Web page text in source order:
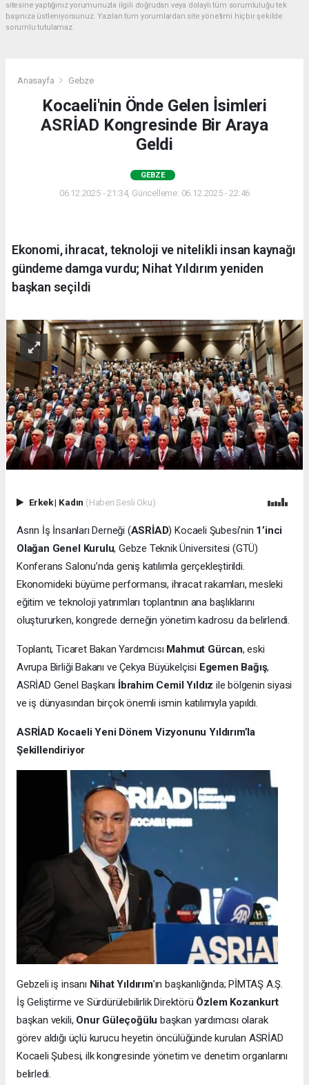
sitesine yaptığınız yorumunuzla ilgili doğrudan veya dolaylı tüm sorumluluğu tek
başınıza üstleniyorsunuz. Yazılan tüm yorumlardan site yönetimi hiçbir şekilde
sorumlu tutulamaz.
Anasayfa Gebze
Kocaeli'nin Önde Gelen İsimleri
ASRİAD Kongresinde Bir Araya
Geldi
GEBZE
06.12.2025 - 21:34, Güncelleme: 06.12.2025 - 22:46
Ekonomi, ihracat, teknoloji ve nitelikli insan kaynağı
gündeme damga vurdu; Nihat Yıldırım yeniden
başkan seçildi
Erkek| Kadın (Haberi Sesli Oku)
Asrın İş İnsanları Derneği (ASRİAD) Kocaeli Şubesi’nin 1’inci
Olağan Genel Kurulu, Gebze Teknik Üniversitesi (GTÜ)
Konferans Salonu’nda geniş katılımla gerçekleştirildi.
Ekonomideki büyüme performansı, ihracat rakamları, mesleki
eğitim ve teknoloji yatırımları toplantının ana başlıklarını
oluştururken, kongrede derneğin yönetim kadrosu da belirlendi.
Toplantı, Ticaret Bakan Yardımcısı Mahmut Gürcan, eski
Avrupa Birliği Bakanı ve Çekya Büyükelçisi Egemen Bağış,
ASRİAD Genel Başkanı İbrahim Cemil Yıldız ile bölgenin siyasi
ve iş dünyasından birçok önemli ismin katılımıyla yapıldı.
ASRİAD Kocaeli Yeni Dönem Vizyonunu Yıldırım’la
Şekillendiriyor
Gebzeli iş insanı Nihat Yıldırım’ın başkanlığında; PİMTAŞ A.Ş.
İş Geliştirme ve Sürdürülebilirlik Direktörü Özlem Kozankurt
başkan vekili, Onur Güleçoğülu başkan yardımcısı olarak
görev aldığı üçlü kurucu heyetin öncülüğünde kurulan ASRİAD
Kocaeli Şubesi, ilk kongresinde yönetim ve denetim organlarını
belirledi.